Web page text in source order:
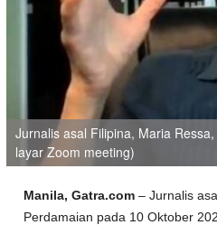
Jurnalis asal Filipina, Maria
layar Zoom meeting)
Manila, Gatra.com – Jurnalis
Perdamaian pada 10 Oktober